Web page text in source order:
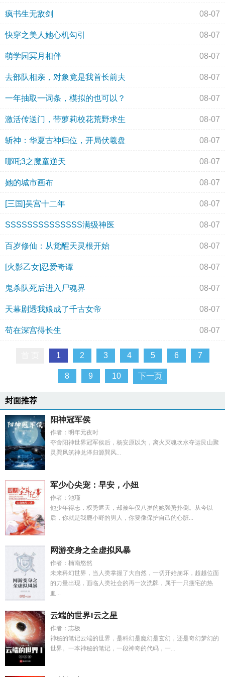
疯书生无敌剑 08-07
快穿之美人她心机勾引 08-07
萌学园冥月相伴 08-07
去部队相亲，对象竟是我首长前夫 08-07
一年抽取一词条，模拟的也可以？ 08-07
激活传送门，带萝莉校花荒野求生 08-07
斩神：华夏古神归位，开局伏羲盘 08-07
哪吒3之魔童逆天 08-07
她的城市画布 08-07
[三国]吴宫十二年 08-07
SSSSSSSSSSSSSS满级神医 08-07
百岁修仙：从觉醒天灵根开始 08-07
[火影乙女]忍爱奇谭 08-07
鬼杀队死后进入尸魂界 08-07
天幕剧透我娘成了千古女帝 08-07
苟在深宫得长生 08-07
1 2 3 4 5 6 7
8 9 10 下一页
封面推荐
阳神冠军侯
作者：明年元夜时
夺舍阳神世界冠军侯后，杨安原以为，离火灭魂坎水夺运艮山聚
灵巽风筑神兑泽归源巽风...
军少心尖宠：早安，小妞
作者：池瑾
他少年得志，权势遮天，却被年仅八岁的她强势扑倒。从今以
后，你就是我鹿小野的男人，你要像保护自己的心脏...
网游变身之全虚拟风暴
作者：楠南悠然
未来科幻世界，当人类掌握了大自然，一切开始崩坏，超越位面
的力量出现，面临人类社会的再一次洗牌，属于一只瘦宅的热
血...
云端的世界I云之星
作者：志极
神秘的笔记云端的世界，是科幻是魔幻是玄幻，还是奇幻梦幻的
世界。一本神秘的笔记，一段神奇的代码，一...